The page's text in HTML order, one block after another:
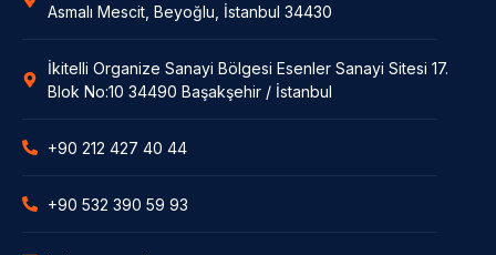
Asmalı Mescit, Beyoğlu, İstanbul 34430
İkitelli Organize Sanayi Bölgesi Esenler Sanayi Sitesi 17.
Blok No:10 34490 Başakşehir / İstanbul
+90 212 427 40 44
+90 532 390 59 93